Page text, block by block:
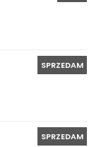
SPRZEDAM
SPRZEDAM